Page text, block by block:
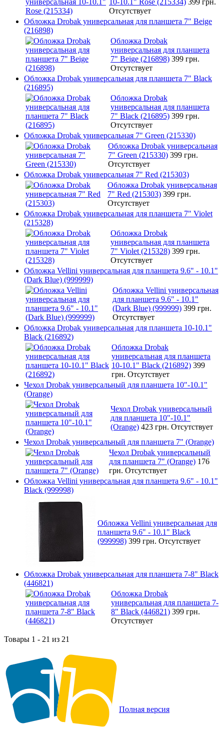
Отсутствует
Обложка Drobak универсальная для планшета 7" Beige
(216898)
Обложка Drobak
универсальная для планшета
7" Beige (216898) 399 грн.
Отсутствует
Обложка Drobak универсальная для планшета 7" Black
(216895)
Обложка Drobak
универсальная для планшета
7" Black (216895) 399 грн.
Отсутствует
Обложка Drobak универсальная 7" Green (215330)
Обложка Drobak универсальная
7" Green (215330) 399 грн.
Отсутствует
Обложка Drobak универсальная 7" Red (215303)
Обложка Drobak универсальная
7" Red (215303) 399 грн.
Отсутствует
Обложка Drobak универсальная для планшета 7" Violet
(215328)
Обложка Drobak
универсальная для планшета
7" Violet (215328) 399 грн.
Отсутствует
Обложка Vellini универсальная для планшета 9.6" - 10.1"
(Dark Blue) (999999)
Обложка Vellini универсальная
для планшета 9.6" - 10.1"
(Dark Blue) (999999) 399 грн.
Отсутствует
Обложка Drobak универсальная для планшета 10-10.1"
Black (216892)
Обложка Drobak
универсальная для планшета
10-10.1" Black (216892) 399
грн. Отсутствует
Чехол Drobak универсальный для планшета 10"-10.1"
(Orange)
Чехол Drobak универсальный
для планшета 10"-10.1"
(Orange) 423 грн. Отсутствует
Чехол Drobak универсальный для планшета 7" (Orange)
Чехол Drobak универсальный
для планшета 7" (Orange) 176
грн. Отсутствует
Обложка Vellini универсальная для планшета 9.6" - 10.1"
Black (999998)
Обложка Vellini универсальная для
планшета 9.6" - 10.1" Black
(999998) 399 грн. Отсутствует
Обложка Drobak универсальная для планшета 7-8" Black
(446821)
Обложка Drobak
универсальная для планшета 7-
8" Black (446821) 399 грн.
Отсутствует
Товары 1 - 21 из 21
Полная версия